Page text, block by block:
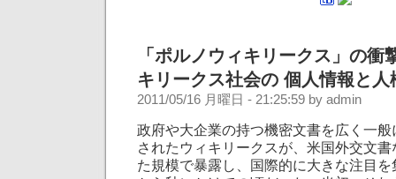
「ポルノウィキリークス」の衝
キリークス社会の 個人情報と人
2011/05/16 月曜日 - 21:25:59 by admin
政府や大企業の持つ機密文書を広く一
されたウィキリークスが、米国外交文
た規模で暴露し、国際的に大きな注目